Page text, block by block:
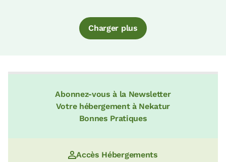
Charger plus
Abonnez-vous à la Newsletter
Votre hébergement à Nekatur
Bonnes Pratiques
Accès Hébergements